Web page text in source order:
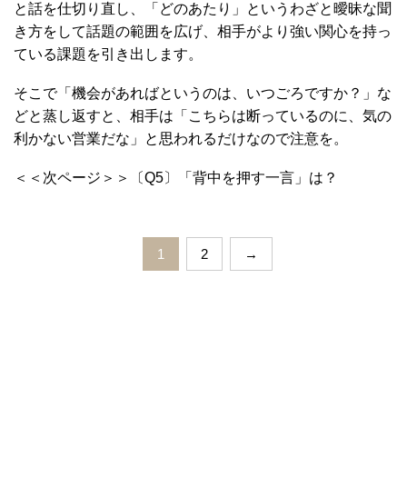
と話を仕切り直し、「どのあたり」というわざと曖昧な聞
き方をして話題の範囲を広げ、相手がより強い関心を持っ
ている課題を引き出します。
そこで「機会があればというのは、いつごろですか？」な
どと蒸し返すと、相手は「こちらは断っているのに、気の
利かない営業だな」と思われるだけなので注意を。
＜＜次ページ＞＞〔Q5〕「背中を押す一言」は？
1 2 →